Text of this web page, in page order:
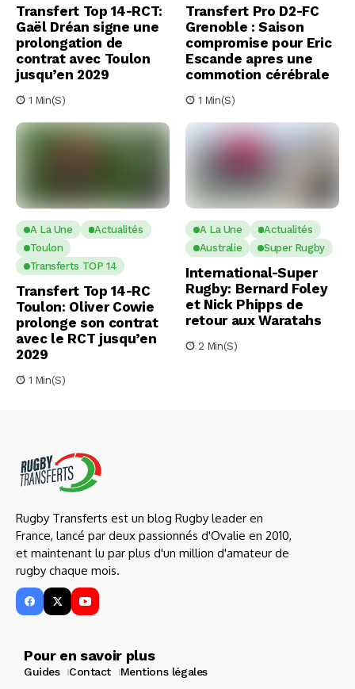
Transfert Top 14-RCT:
Gaël Dréan signe une
prolongation de
contrat avec Toulon
jusqu’en 2029
1 Min(s)
Transfert Pro D2-FC
Grenoble : Saison
compromise pour Eric
Escande apres une
commotion cérébrale
1 Min(s)
A La Une
Actualités
Toulon
Transferts TOP 14
Transfert Top 14-RC
Toulon: Oliver Cowie
prolonge son contrat
avec le RCT jusqu’en
2029
1 Min(s)
A La Une
Actualités
Australie
Super Rugby
International-Super
Rugby: Bernard Foley
et Nick Phipps de
retour aux Waratahs
2 Min(s)
Rugby Transferts est un blog Rugby leader en
France, lancé par deux passionnés d'Ovalie en 2010,
et maintenant lu par plus d'un million d'amateur de
rugby chaque mois.
Pour en savoir plus
Guides Contact Mentions légales